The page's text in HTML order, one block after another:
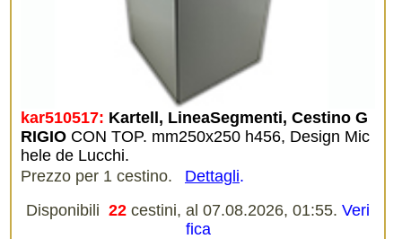
kar510517: Kartell, LineaSegmenti, Cestino G
RIGIO CON TOP. mm250x250 h456, Design Mic
hele de Lucchi.
Prezzo per 1 cestino.
Dettagli.
Disponibili 22 cestini, al 07.08.2026, 01:55. Veri
fica